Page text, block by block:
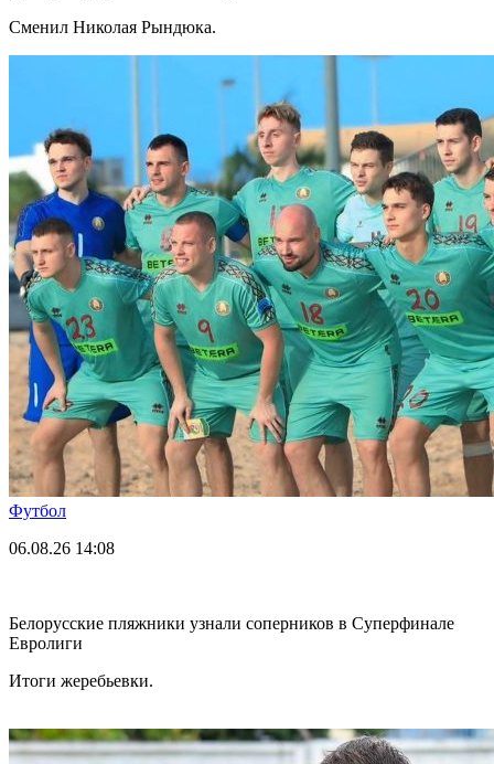
Сменил Николая Рындюка.
Футбол
06.08.26 14:08
Белорусские пляжники узнали соперников в Суперфинале
Евролиги
Итоги жеребьевки.